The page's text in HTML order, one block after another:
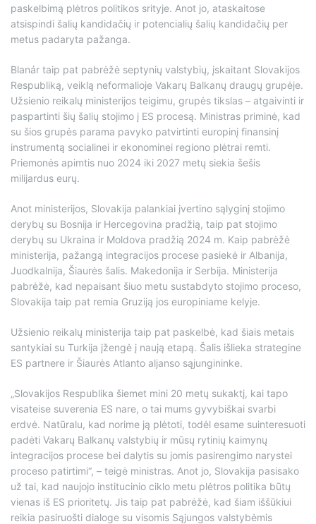
paskelbimą plėtros politikos srityje. Anot jo, ataskaitose
atsispindi šalių kandidačių ir potencialių šalių kandidačių per
metus padaryta pažanga.
Blanár taip pat pabrėžė septynių valstybių, įskaitant Slovakijos
Respubliką, veiklą neformalioje Vakarų Balkanų draugų grupėje.
Užsienio reikalų ministerijos teigimu, grupės tikslas – atgaivinti ir
paspartinti šių šalių stojimo į ES procesą. Ministras priminė, kad
su šios grupės parama pavyko patvirtinti europinį finansinį
instrumentą socialinei ir ekonominei regiono plėtrai remti.
Priemonės apimtis nuo 2024 iki 2027 metų siekia šešis
milijardus eurų.
Anot ministerijos, Slovakija palankiai įvertino sąlyginį stojimo
derybų su Bosnija ir Hercegovina pradžią, taip pat stojimo
derybų su Ukraina ir Moldova pradžią 2024 m. Kaip pabrėžė
ministerija, pažangą integracijos procese pasiekė ir Albanija,
Juodkalnija, Šiaurės šalis. Makedonija ir Serbija. Ministerija
pabrėžė, kad nepaisant šiuo metu sustabdyto stojimo proceso,
Slovakija taip pat remia Gruziją jos europiniame kelyje.
Užsienio reikalų ministerija taip pat paskelbė, kad šiais metais
santykiai su Turkija įžengė į naują etapą. Šalis išlieka strategine
ES partnere ir Šiaurės Atlanto aljanso sąjungininke.
„Slovakijos Respublika šiemet mini 20 metų sukaktį, kai tapo
visateise suverenia ES nare, o tai mums gyvybiškai svarbi
erdvė. Natūralu, kad norime ją plėtoti, todėl esame suinteresuoti
padėti Vakarų Balkanų valstybių ir mūsų rytinių kaimynų
integracijos procese bei dalytis su jomis pasirengimo narystei
proceso patirtimi“, – teigė ministras. Anot jo, Slovakija pasisako
už tai, kad naujojo institucinio ciklo metu plėtros politika būtų
vienas iš ES prioritetų. Jis taip pat pabrėžė, kad šiam iššūkiui
reikia pasiruošti dialoge su visomis Sąjungos valstybėmis